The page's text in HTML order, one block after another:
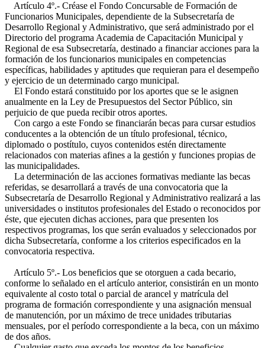
Artículo 4º.- Créase el Fondo Concursable de Formación de
Funcionarios Municipales, dependiente de la Subsecretaría de
Desarrollo Regional y Administrativo, que será administrado por el
Directorio del programa Academia de Capacitación Municipal y
Regional de esa Subsecretaría, destinado a financiar acciones para la
formación de los funcionarios municipales en competencias
específicas, habilidades y aptitudes que requieran para el desempeño
y ejercicio de un determinado cargo municipal.
El Fondo estará constituido por los aportes que se le asignen
anualmente en la Ley de Presupuestos del Sector Público, sin
perjuicio de que pueda recibir otros aportes.
Con cargo a este Fondo se financiarán becas para cursar estudios
conducentes a la obtención de un título profesional, técnico,
diplomado o postítulo, cuyos contenidos estén directamente
relacionados con materias afines a la gestión y funciones propias de
las municipalidades.
La determinación de las acciones formativas mediante las becas
referidas, se desarrollará a través de una convocatoria que la
Subsecretaría de Desarrollo Regional y Administrativo realizará a las
universidades o institutos profesionales del Estado o reconocidos por
éste, que ejecuten dichas acciones, para que presenten los
respectivos programas, los que serán evaluados y seleccionados por
dicha Subsecretaría, conforme a los criterios especificados en la
convocatoria respectiva.
Artículo 5º.- Los beneficios que se otorguen a cada becario,
conforme lo señalado en el artículo anterior, consistirán en un monto
equivalente al costo total o parcial de arancel y matrícula del
programa de formación correspondiente y una asignación mensual
de manutención, por un máximo de trece unidades tributarias
mensuales, por el período correspondiente a la beca, con un máximo
de dos años.